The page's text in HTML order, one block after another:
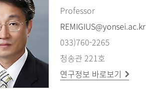
Professor
REMIGIUS@yonsei.ac.kr
033)760-2265
청송관 221호
연구정보 바로보기